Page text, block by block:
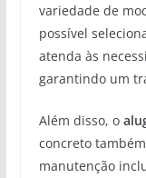
variedade de
possível
atenda às
garantindo um
Além disso, o
concreto
manutenção